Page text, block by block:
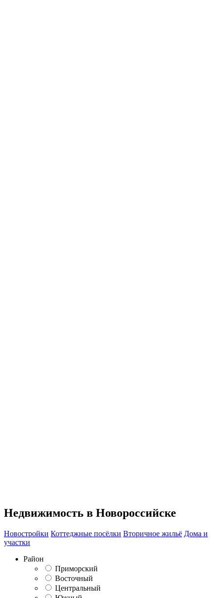
Недвижимость в Новороссийске
Новостройки Коттеджные посёлки Вторичное жильё Дома и
участки
Район
Приморский
Восточный
Центральный